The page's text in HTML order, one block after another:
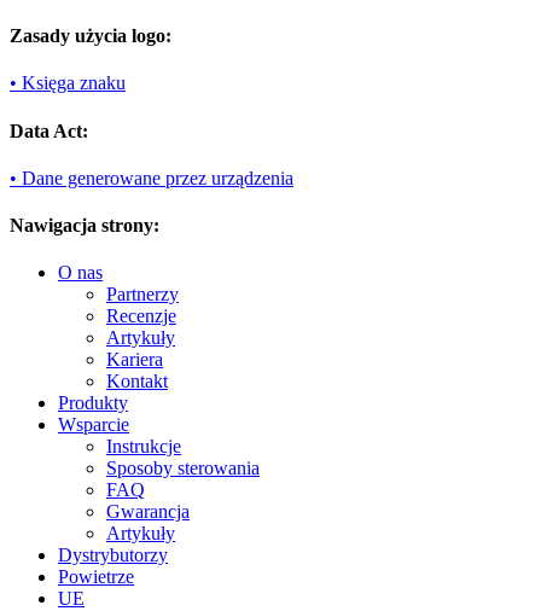
Zasady użycia logo:
• Księga znaku
Data Act:
• Dane generowane przez urządzenia
Nawigacja strony:
O nas
Partnerzy
Recenzje
Artykuły
Kariera
Kontakt
Produkty
Wsparcie
Instrukcje
Sposoby sterowania
FAQ
Gwarancja
Artykuły
Dystrybutorzy
Powietrze
UE